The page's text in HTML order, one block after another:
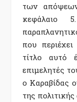
των
κεφάλαιο
που
τίτλο αυτό
επιμελητές
ο Καραβίδας
της